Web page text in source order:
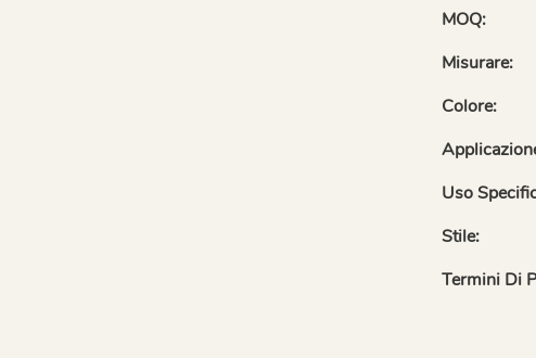
MOQ:
Misurare:
Colore:
Uso
Stile:
Termini Di